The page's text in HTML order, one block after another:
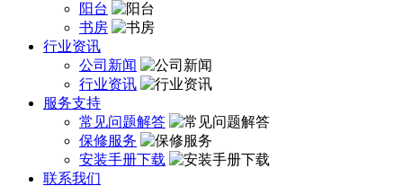
阳台
书房
行业资讯
公司新闻
行业资讯
服务支持
常见问题解答
保修服务
安装手册下载
联系我们